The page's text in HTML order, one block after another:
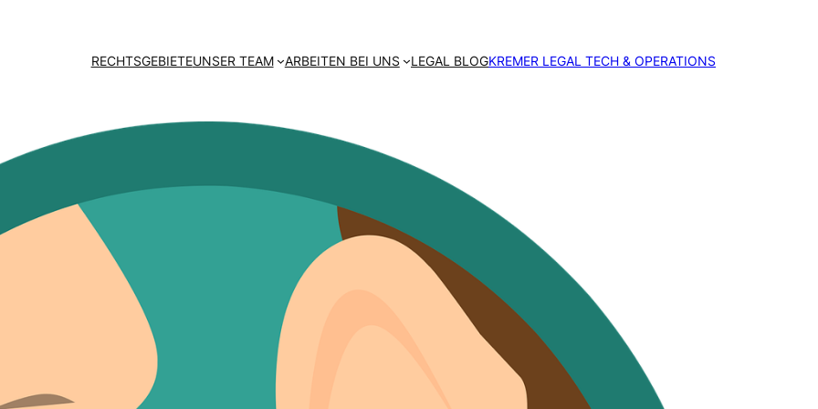
RECHTSGEBIETEUNSER TEAM ARBEITEN BEI UNS LEGAL BLOGKREMER LEGAL TECH & OPERATIONS